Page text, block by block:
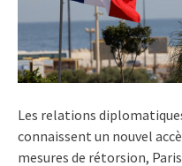
Les relations
connaissent un nouvel
mesures de rétorsion,